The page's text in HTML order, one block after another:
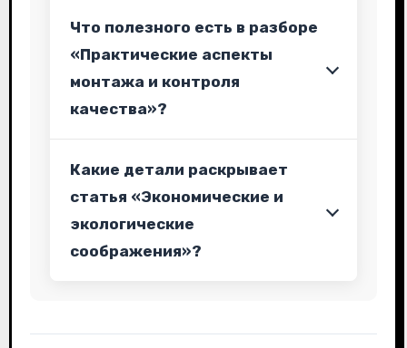
Что полезного есть в разборе
«Практические аспекты
монтажа и контроля
качества»?
Какие детали раскрывает
статья «Экономические и
экологические
соображения»?